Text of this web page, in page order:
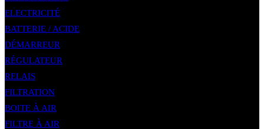
ELECTRICITÉ
BATTERIE / ACIDE
DÉMARREUR
RÉGULATEUR
RELAIS
FILTRATION
BOITE À AIR
FILTRE À AIR